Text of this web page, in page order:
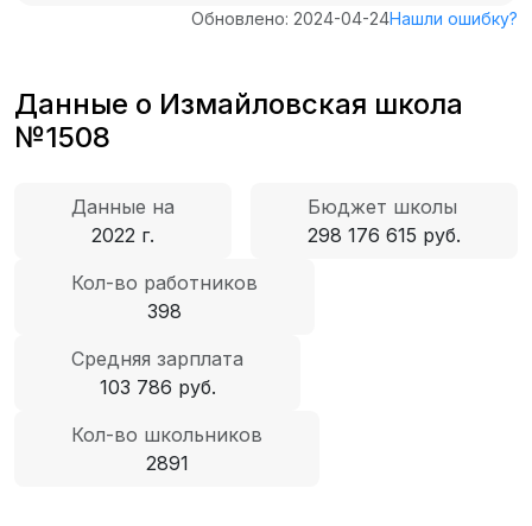
Обновлено: 2024-04-24Нашли ошибку?
Данные о Измайловская школа
№1508
Данные на
2022 г.
Бюджет школы
298 176 615 руб.
Кол-во работников
398
Средняя зарплата
103 786 руб.
Кол-во школьников
2891